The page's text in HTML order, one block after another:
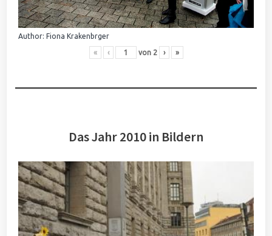
Author: Fiona Krakenbrger
« ‹ von 2 › »
Das Jahr 2010 in Bildern